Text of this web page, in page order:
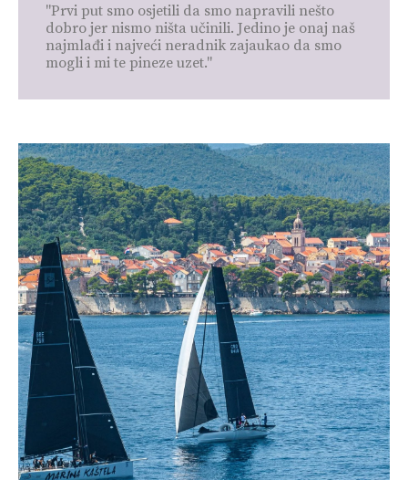
"Prvi put smo osjetili da smo napravili nešto
dobro jer nismo ništa učinili. Jedino je onaj naš
najmlađi i najveći neradnik zajaukao da smo
mogli i mi te pineze uzet."